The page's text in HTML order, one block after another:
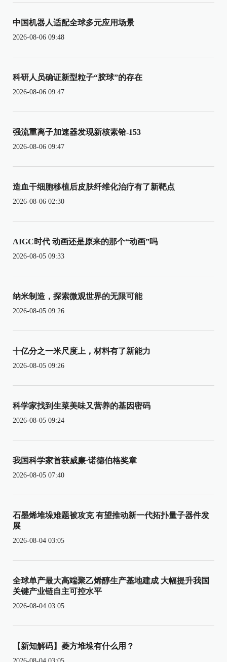
中国机器人适配全球多元应用场景
2026-08-06 09:48
科研人员确证新型粒子“胶球”的存在
2026-08-06 09:47
强流重离子加速器发现新核素铪-153
2026-08-06 09:47
造血干细胞移植后皮肤纤维化治疗有了新靶点
2026-08-06 02:30
AIGC时代 动画还是原来的那个“动画”吗
2026-08-05 09:33
纳米制造，探索微观世界的无限可能
2026-08-05 09:26
十亿分之一米尺度上，材料有了新能力
2026-08-05 09:26
科学家找到生菜美味又营养的基因密码
2026-08-05 09:24
我国科学家首获威廉·诺德伯格奖章
2026-08-05 07:40
石墨烯堆垛难题被攻克 有望推动新一代拓扑量子器件发
展
2026-08-04 03:05
全球单产最大高端聚乙烯醇生产基地建成 大幅提升我国
关键产业链自主可控水平
2026-08-04 03:05
【新知解码】菱方堆垛有什么用？